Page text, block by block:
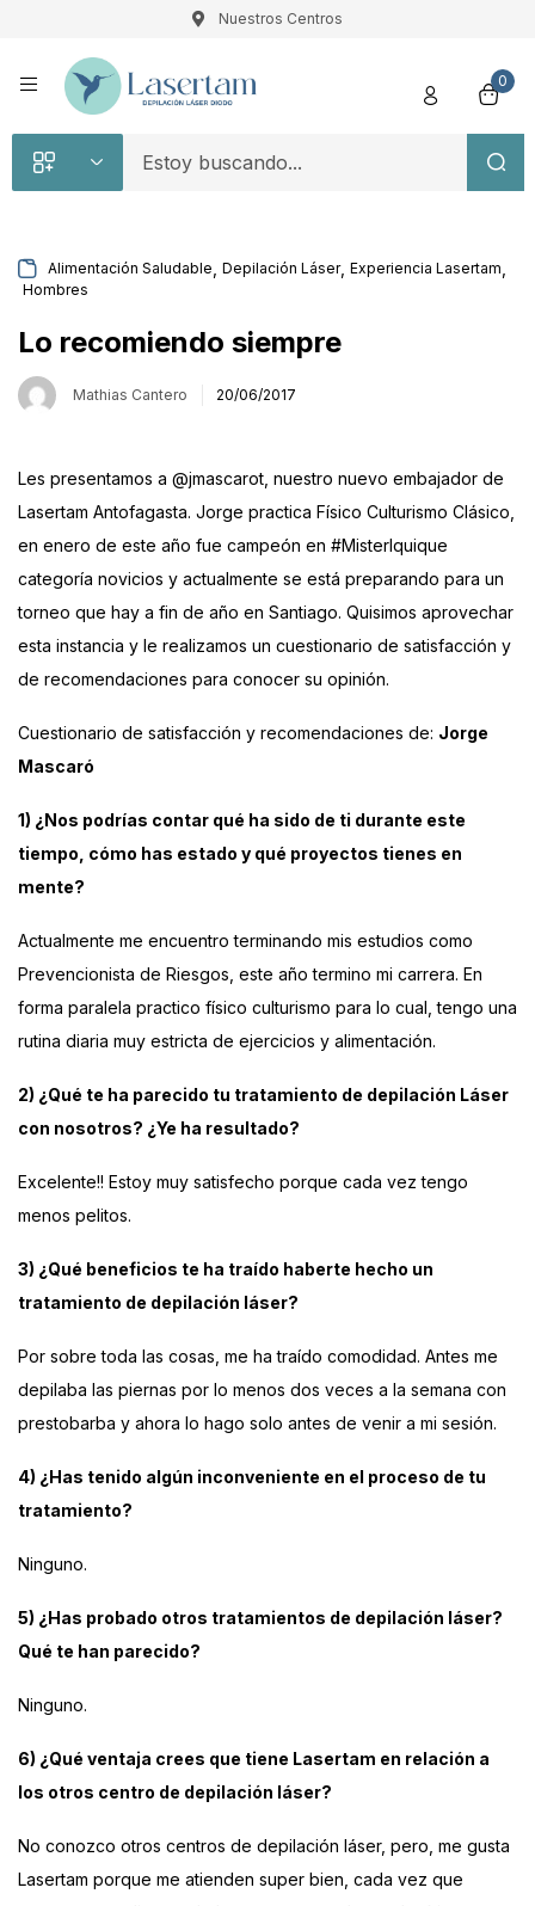
Nuestros Centros
0
Alimentación Saludable Depilación Láser, Experiencia Lasertam
Hombres
Lo recomiendo siempre
Mathias Cantero 20/06/2017
Les presentamos a @jmascarot , nuestro nuevo embajador de
Lasertam Antofagasta. Jorge practica Físico Culturismo Clásico,
en enero de este año fue campeón en #MisterIquique
categoría novicios y actualmente se está preparando para un
torneo que hay a fin de año en Santiago. Quisimos aprovechar
esta instancia y le realizamos un cuestionario de satisfacción y
de recomendaciones para conocer su opinión.
Cuestionario de satisfacción y recomendaciones de: Jorge
Mascaró
1) ¿Nos podrías contar qué ha sido de ti durante este
tiempo, cómo has estado y qué proyectos tienes en
mente?
Actualmente me encuentro terminando mis estudios como
Prevencionista de Riesgos, este año termino mi carrera. En
forma paralela practico físico culturismo para lo cual, tengo una
rutina diaria muy estricta de ejercicios y alimentación.
2) ¿Qué te ha parecido tu tratamiento de depilación Láser
con nosotros? ¿Ye ha resultado?
Excelente!! Estoy muy satisfecho porque cada vez tengo
menos pelitos.
3) ¿Qué beneficios te ha traído haberte hecho un
tratamiento de depilación láser?
Por sobre toda las cosas, me ha traído comodidad. Antes me
depilaba las piernas por lo menos dos veces a la semana con
prestobarba y ahora lo hago solo antes de venir a mi sesión.
4) ¿Has tenido algún inconveniente en el proceso de tu
tratamiento?
Ninguno.
5) ¿Has probado otros tratamientos de depilación láser?
Qué te han parecido?
Ninguno.
6) ¿Qué ventaja crees que tiene Lasertam en relación a
los otros centro de depilación láser?
No conozco otros centros de depilación láser, pero, me gusta
Lasertam porque me atienden super bien, cada vez que
Registro